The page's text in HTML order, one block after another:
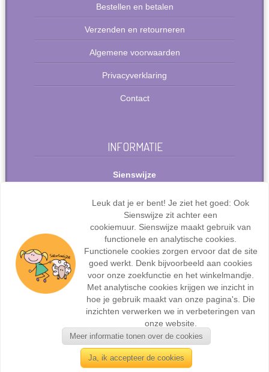
Bestellen en betalen
Verzenden en retourneren
Algemene voorwaarden
Privacyverklaring
Contact
INFORMATIE
Sienswijze
2711 PP Zoetermeer
Nederland
Tel: +31(0)627072095
info@sienswijze.nl
KvK-nr.: 67667317
Webdesign en ontwikkeling doorSienswijze ICT
Sienswijze | Alle rechten voorbehouden.
Leuk dat je er bent! Je ziet het goed: Ook
Sienswijze zit achter een
cookiemuur. Sienswijze maakt gebruik van
functionele en analytische cookies.
Functionele cookies zorgen ervoor dat de site
goed werkt. Denk bijvoorbeeld aan cookies
voor onze zoekfunctie en het winkelmandje.
Met analytische cookies krijgen we inzicht in
hoe je gebruik maakt van onze pagina's. Die
inzichten verwerken we in verbeteringen van
onze website.
Meer informatie tonen over de cookies
Ja, ik accepteer de cookies